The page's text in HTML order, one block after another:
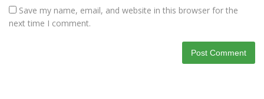
Save my name, email, and website in this browser for the
next time I comment.